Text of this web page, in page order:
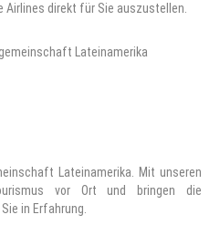
Airlines direkt für Sie auszustellen.
Lateinamerika. Mit unseren
vor Ort und bringen die
in Erfahrung.